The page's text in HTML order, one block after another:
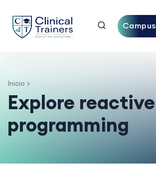
Campus
Inicio
Explore reactive
programming